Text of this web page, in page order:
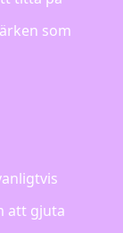
som
att gjuta